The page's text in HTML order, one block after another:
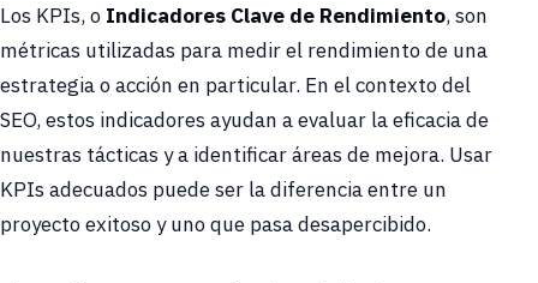
Los KPIs, o Indicadores Clave de Rendimiento, son
métricas utilizadas para medir el rendimiento de una
estrategia o acción en particular. En el contexto del
SEO, estos indicadores ayudan a evaluar la eficacia de
nuestras tácticas y a identificar áreas de mejora. Usar
KPIs adecuados puede ser la diferencia entre un
proyecto exitoso y uno que pasa desapercibido.